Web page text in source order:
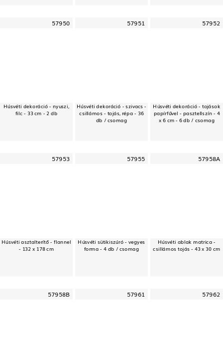
57950
Húsvéti dekoráció - nyuszi,
filc - 33 cm - 2 db
57951
Húsvéti dekoráció - szivacs -
csillámos - tojás, répa - 36
db / csomag
57952
Húsvéti dekoráció - tojások
papírfűvel - pasztellszín - 4
x 6 cm - 6 db / csomag
57953
Húsvéti asztalterítő - flannel
- 132 x 178 cm
57955
Húsvéti sütikiszúró - vegyes
forma - 4 db / csomag
57958A
Húsvéti ablak matrica -
csillámos tojás - 43 x 30 cm
57958B 57961 57962